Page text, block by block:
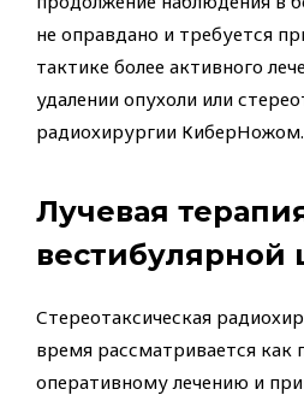
не оправдано и требуется
тактике более активного
удалении опухоли или
радиохирургии КиберНожом.
Лучевая
вестибулярной
Стереотаксическая
время рассматривается как
оперативному лечению и